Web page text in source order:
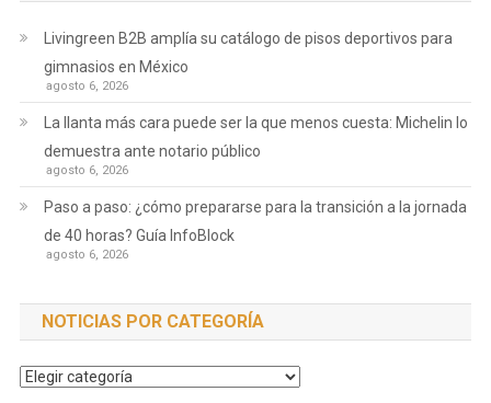
Livingreen B2B amplía su catálogo de pisos deportivos para
gimnasios en México
agosto 6, 2026
La llanta más cara puede ser la que menos cuesta: Michelin lo
demuestra ante notario público
agosto 6, 2026
Paso a paso: ¿cómo prepararse para la transición a la jornada
de 40 horas? Guía InfoBlock
agosto 6, 2026
NOTICIAS POR CATEGORÍA
Noticias